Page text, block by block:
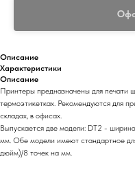
Описание
Характеристики
Описание
Принтеры предназначены для печати
термоэтикетках. Рекомендуются для
складах, в офисах.
Выпускается две модели: DT2 -
мм. Обе модели имеют стандартное
дюйм)/8 точек на мм.